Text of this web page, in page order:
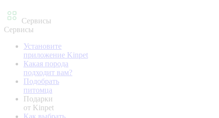
Сервисы
Сервисы
Установите
приложение Kinpet
Какая порода
подходит вам?
Подобрать
питомца
Подарки
от Kinpet
Как выбрать